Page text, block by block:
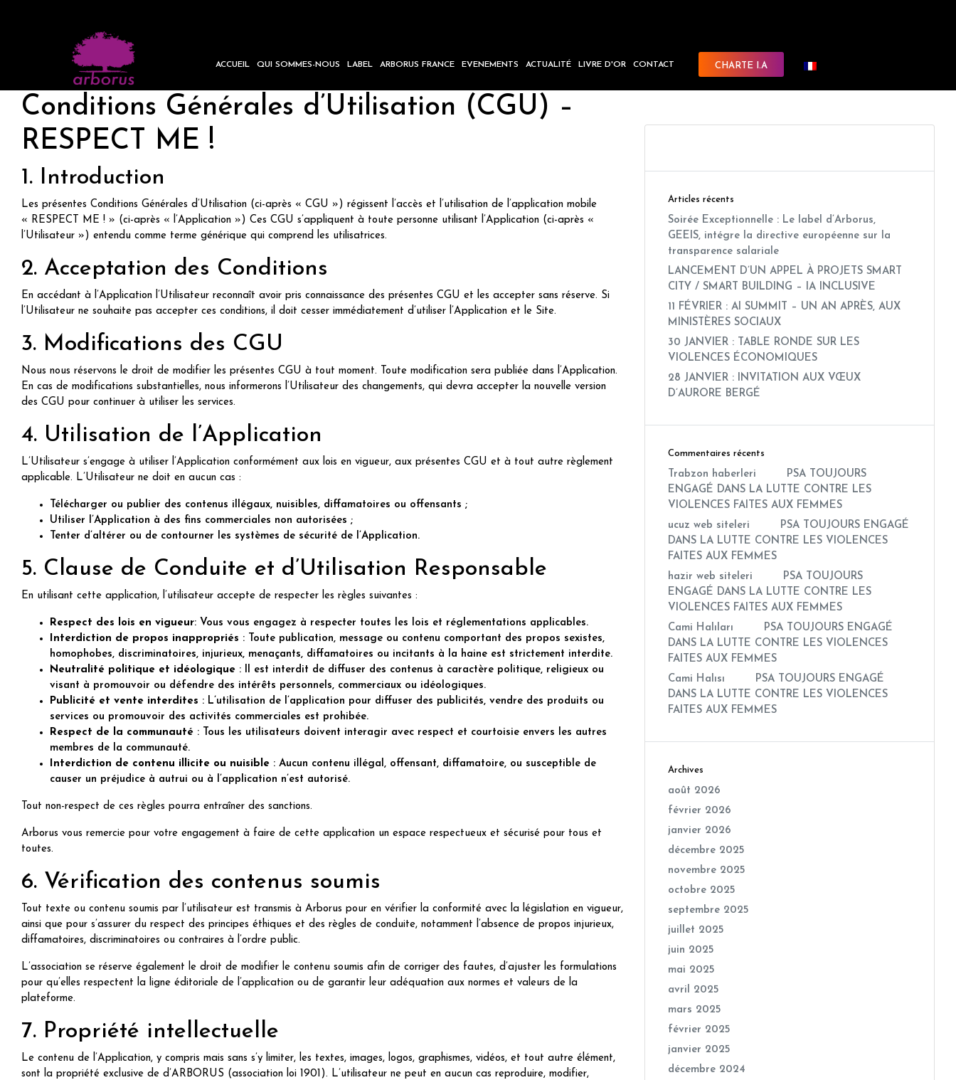
ACCUEIL QUI SOMMES-NOUS LABEL ARBORUS FRANCE EVENEMENTS ACTUALITÉ LIVRE D'OR CONTACT CHARTE I.A
Conditions Générales d’Utilisation (CGU) –
RESPECT ME !
1. Introduction
Les présentes Conditions Générales d’Utilisation (ci-après « CGU ») régissent l’accès et l’utilisation de l’application mobile
« RESPECT ME ! » (ci-après « l’Application ») Ces CGU s’appliquent à toute personne utilisant l’Application (ci-après «
l’Utilisateur ») entendu comme terme générique qui comprend les utilisatrices.
2. Acceptation des Conditions
En accédant à l’Application l’Utilisateur reconnaît avoir pris connaissance des présentes CGU et les accepter sans réserve. Si
l’Utilisateur ne souhaite pas accepter ces conditions, il doit cesser immédiatement d’utiliser l’Application et le Site.
3. Modifications des CGU
Nous nous réservons le droit de modifier les présentes CGU à tout moment. Toute modification sera publiée dans l’Application.
En cas de modifications substantielles, nous informerons l’Utilisateur des changements, qui devra accepter la nouvelle version
des CGU pour continuer à utiliser les services.
4. Utilisation de l’Application
L’Utilisateur s’engage à utiliser l’Application conformément aux lois en vigueur, aux présentes CGU et à tout autre règlement
applicable. L’Utilisateur ne doit en aucun cas :
Télécharger ou publier des contenus illégaux, nuisibles, diffamatoires ou offensants ;
Utiliser l’Application à des fins commerciales non autorisées ;
Tenter d’altérer ou de contourner les systèmes de sécurité de l’Application.
5. Clause de Conduite et d’Utilisation Responsable
En utilisant cette application, l’utilisateur accepte de respecter les règles suivantes :
Respect des lois en vigueur: Vous vous engagez à respecter toutes les lois et réglementations applicables.
Interdiction de propos inappropriés : Toute publication, message ou contenu comportant des propos sexistes,
homophobes, discriminatoires, injurieux, menaçants, diffamatoires ou incitants à la haine est strictement interdite.
Neutralité politique et idéologique : Il est interdit de diffuser des contenus à caractère politique, religieux ou
visant à promouvoir ou défendre des intérêts personnels, commerciaux ou idéologiques.
Publicité et vente interdites : L’utilisation de l’application pour diffuser des publicités, vendre des produits ou
services ou promouvoir des activités commerciales est prohibée.
Respect de la communauté : Tous les utilisateurs doivent interagir avec respect et courtoisie envers les autres
membres de la communauté.
Interdiction de contenu illicite ou nuisible : Aucun contenu illégal, offensant, diffamatoire, ou susceptible de
causer un préjudice à autrui ou à l’application n’est autorisé.
Tout non-respect de ces règles pourra entraîner des sanctions.
Arborus vous remercie pour votre engagement à faire de cette application un espace respectueux et sécurisé pour tous et
toutes.
6. Vérification des contenus soumis
Tout texte ou contenu soumis par l’utilisateur est transmis à Arborus pour en vérifier la conformité avec la législation en vigueur,
ainsi que pour s’assurer du respect des principes éthiques et des règles de conduite, notamment l’absence de propos injurieux,
diffamatoires, discriminatoires ou contraires à l’ordre public.
L’association se réserve également le droit de modifier le contenu soumis afin de corriger des fautes, d’ajuster les formulations
pour qu’elles respectent la ligne éditoriale de l’application ou de garantir leur adéquation aux normes et valeurs de la
plateforme.
7. Propriété intellectuelle
Le contenu de l’Application, y compris mais sans s’y limiter, les textes, images, logos, graphismes, vidéos, et tout autre élément,
sont la propriété exclusive de d’ARBORUS (association loi 1901). L’utilisateur ne peut en aucun cas reproduire, modifier,
Articles récents
Soirée Exceptionnelle : Le label d’Arborus,
GEEIS, intégre la directive européenne sur la
transparence salariale
LANCEMENT D’UN APPEL À PROJETS SMART
CITY / SMART BUILDING – IA INCLUSIVE
11 FÉVRIER : AI SUMMIT – UN AN APRÈS, AUX
MINISTÈRES SOCIAUX
30 JANVIER : TABLE RONDE SUR LES
VIOLENCES ÉCONOMIQUES
28 JANVIER : INVITATION AUX VŒUX
D’AURORE BERGÉ
Commentaires récents
Trabzon haberleri
PSA TOUJOURS
ENGAGÉ DANS LA LUTTE CONTRE LES
VIOLENCES FAITES AUX FEMMES
ucuz web siteleri
PSA TOUJOURS ENGAGÉ
DANS LA LUTTE CONTRE LES VIOLENCES
FAITES AUX FEMMES
hazir web siteleri
PSA TOUJOURS
ENGAGÉ DANS LA LUTTE CONTRE LES
VIOLENCES FAITES AUX FEMMES
Cami Halıları
PSA TOUJOURS ENGAGÉ
DANS LA LUTTE CONTRE LES VIOLENCES
FAITES AUX FEMMES
Cami Halısı
PSA TOUJOURS ENGAGÉ
DANS LA LUTTE CONTRE LES VIOLENCES
FAITES AUX FEMMES
Archives
août 2026
février 2026
janvier 2026
décembre 2025
novembre 2025
octobre 2025
septembre 2025
juillet 2025
juin 2025
mai 2025
avril 2025
mars 2025
février 2025
janvier 2025
décembre 2024